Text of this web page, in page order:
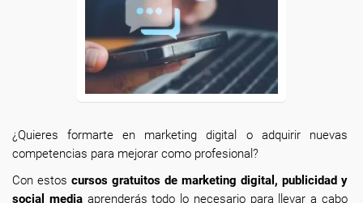
¿Quieres formarte en marketing digital o adquirir nuevas
competencias para mejorar como profesional?
Con estos cursos gratuitos de marketing digital, publicidad y
social mediaaprenderás todo lo necesario para llevar a cabo